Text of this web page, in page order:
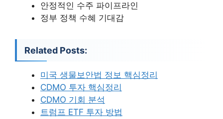
안정적인 수주 파이프라인
정부 정책 수혜 기대감
Related Posts:
미국 생물보안법 정보 핵심정리
CDMO 투자 핵심정리
CDMO 기회 분석
트럼프 ETF 투자 방법